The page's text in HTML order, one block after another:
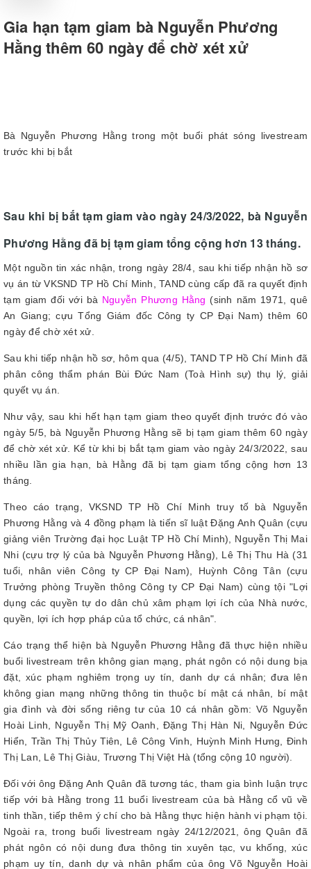
Gia hạn tạm giam bà Nguyễn Phương
Hằng thêm 60 ngày để chờ xét xử
Bà Nguyễn Phương Hằng trong một buổi phát sóng livestream
trước khi bị bắt
Sau khi bị bắt tạm giam vào ngày 24/3/2022, bà Nguyễn
Phương Hằng đã bị tạm giam tổng cộng hơn 13 tháng.
Một nguồn tin xác nhận, trong ngày 28/4, sau khi tiếp nhận hồ sơ
vụ án từ VKSND TP Hồ Chí Minh, TAND cùng cấp đã ra quyết định
tạm giam đối với bà Nguyễn Phương Hằng (sinh năm 1971, quê
An Giang; cựu Tổng Giám đốc Công ty CP Đại Nam) thêm 60
ngày để chờ xét xử.
Sau khi tiếp nhận hồ sơ, hôm qua (4/5), TAND TP Hồ Chí Minh đã
phân công thẩm phán Bùi Đức Nam (Toà Hình sự) thụ lý, giải
quyết vụ án.
Như vậy, sau khi hết hạn tạm giam theo quyết định trước đó vào
ngày 5/5, bà Nguyễn Phương Hằng sẽ bị tạm giam thêm 60 ngày
để chờ xét xử. Kể từ khi bị bắt tạm giam vào ngày 24/3/2022, sau
nhiều lần gia hạn, bà Hằng đã bị tạm giam tổng cộng hơn 13
tháng.
Theo cáo trạng, VKSND TP Hồ Chí Minh truy tố bà Nguyễn
Phương Hằng và 4 đồng phạm là tiến sĩ luật Đặng Anh Quân (cựu
giảng viên Trường đại học Luật TP Hồ Chí Minh), Nguyễn Thị Mai
Nhi (cựu trợ lý của bà Nguyễn Phương Hằng), Lê Thị Thu Hà (31
tuổi, nhân viên Công ty CP Đại Nam), Huỳnh Công Tân (cựu
Trưởng phòng Truyền thông Công ty CP Đại Nam) cùng tội "Lợi
dụng các quyền tự do dân chủ xâm phạm lợi ích của Nhà nước,
quyền, lợi ích hợp pháp của tổ chức, cá nhân".
Cáo trạng thể hiện bà Nguyễn Phương Hằng đã thực hiện nhiều
buổi livestream trên không gian mạng, phát ngôn có nội dung bịa
đặt, xúc phạm nghiêm trọng uy tín, danh dự cá nhân; đưa lên
không gian mạng những thông tin thuộc bí mật cá nhân, bí mật
gia đình và đời sống riêng tư của 10 cá nhân gồm: Võ Nguyễn
Hoài Linh, Nguyễn Thị Mỹ Oanh, Đặng Thị Hàn Ni, Nguyễn Đức
Hiển, Trần Thị Thủy Tiên, Lê Công Vinh, Huỳnh Minh Hưng, Đinh
Thị Lan, Lê Thị Giàu, Trương Thị Việt Hà (tổng cộng 10 người).
Đối với ông Đặng Anh Quân đã tương tác, tham gia bình luận trực
tiếp với bà Hằng trong 11 buổi livestream của bà Hằng cổ vũ về
tinh thần, tiếp thêm ý chí cho bà Hằng thực hiện hành vi phạm tội.
Ngoài ra, trong buổi livestream ngày 24/12/2021, ông Quân đã
phát ngôn có nội dung đưa thông tin xuyên tạc, vu khống, xúc
phạm uy tín, danh dự và nhân phẩm của ông Võ Nguyễn Hoài